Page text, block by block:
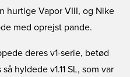
hurtige Vapor VIII, og Nike
med oprejst pande.
deres v1-serie, betød
hyldede v1.11 SL, som var